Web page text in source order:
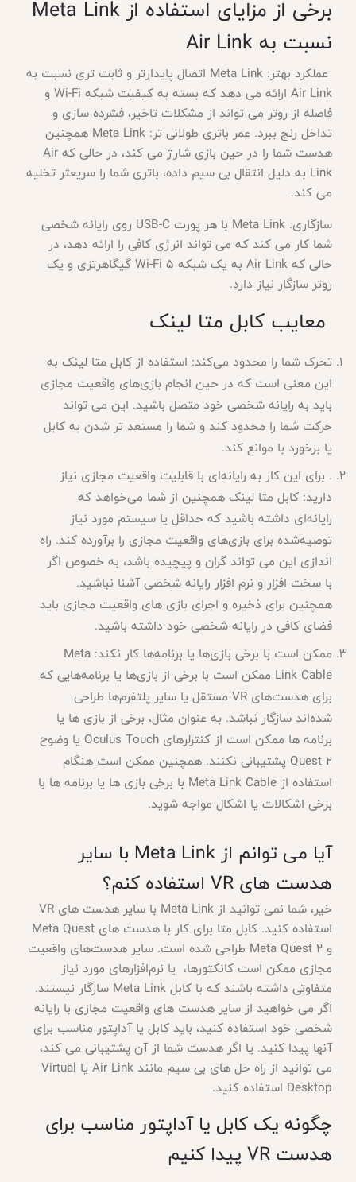
برخی از مزایای استفاده از Meta Link
نسبت به Air Link
عملکرد بهتر: Meta Link اتصال پایدارتر و ثابت تری نسبت به
Air Link ارائه می دهد که بسته به کیفیت شبکه Wi-Fi و
فاصله از روتر می تواند از مشکلات تاخیر، فشرده سازی و
تداخل رنج ببرد. عمر باتری طولانی تر: Meta Link همچنین
هدست شما را در حین بازی شارژ می کند، در حالی که Air
Link به دلیل انتقال بی سیم داده، باتری شما را سریعتر تخلیه
می کند.
سازگاری: Meta Link با هر پورت USB-C روی رایانه شخصی
شما کار می کند که می تواند انرژی کافی را ارائه دهد، در
حالی که Air Link به یک شبکه Wi-Fi 5 گیگاهرتزی و یک
روتر سازگار نیاز دارد.
معایب کابل متا لینک
تحرک شما را محدود می‌کند: استفاده از کابل متا لینک به
این معنی است که در حین انجام بازی‌های واقعیت مجازی
باید به رایانه شخصی خود متصل باشید. این می تواند
حرکت شما را محدود کند و شما را مستعد تر شدن به کابل
یا برخورد با موانع کند.
. برای این کار به رایانه‌ای با قابلیت واقعیت مجازی نیاز
دارید: کابل متا لینک همچنین از شما می‌خواهد که
رایانه‌ای داشته باشید که حداقل یا سیستم مورد نیاز
توصیه‌شده برای بازی‌های واقعیت مجازی را برآورده کند. راه
اندازی این می تواند گران و پیچیده باشد، به خصوص اگر
با سخت افزار و نرم افزار رایانه شخصی آشنا نباشید.
همچنین برای ذخیره و اجرای بازی های واقعیت مجازی باید
فضای کافی در رایانه شخصی خود داشته باشید.
ممکن است با برخی بازی‌ها یا برنامه‌ها کار نکند: Meta
Link Cable ممکن است با برخی از بازی‌ها یا برنامه‌هایی که
برای هدست‌های VR مستقل یا سایر پلتفرم‌ها طراحی
شده‌اند سازگار نباشد. به عنوان مثال، برخی از بازی ها یا
برنامه ها ممکن است از کنترلرهای Oculus Touch یا وضوح
Quest 2 پشتیبانی نکنند. همچنین ممکن است هنگام
استفاده از Meta Link Cable با برخی بازی ها یا برنامه ها با
برخی اشکالات یا اشکال مواجه شوید.
آیا می توانم از Meta Link با سایر
هدست های VR استفاده کنم؟
خیر، شما نمی توانید از Meta Link با سایر هدست های VR
استفاده کنید. کابل متا برای کار با هدست های Meta Quest
و Meta Quest 2 طراحی شده است. سایر هدست‌های واقعیت
مجازی ممکن است کانکتورها، یا نرم‌افزارهای مورد نیاز
متفاوتی داشته باشند که با کابل Meta Link سازگار نیستند.
اگر می خواهید از سایر هدست های واقعیت مجازی با رایانه
شخصی خود استفاده کنید، باید کابل یا آداپتور مناسب برای
آنها پیدا کنید. یا اگر هدست شما از آن پشتیبانی می کند،
می توانید از راه حل های بی سیم مانند Air Link یا Virtual
Desktop استفاده کنید.
چگونه یک کابل یا آداپتور مناسب برای
هدست VR پیدا کنیم